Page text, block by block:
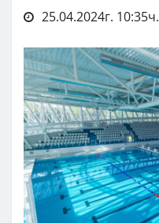
25.04.2024г. 10:35ч.